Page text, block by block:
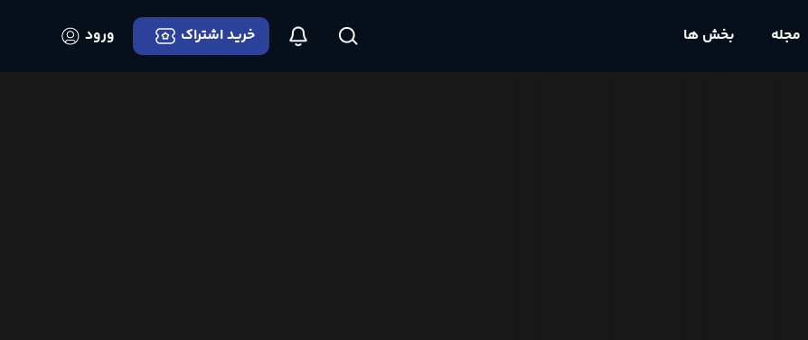
مجله بخش ها خرید اشتراک ورود